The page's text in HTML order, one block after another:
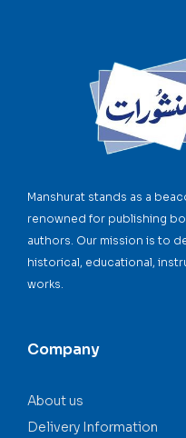
Manshurat stands as a
renowned for publishing
authors. Our mission is to
historical, educational,
works.
Company
About us
Delivery Information